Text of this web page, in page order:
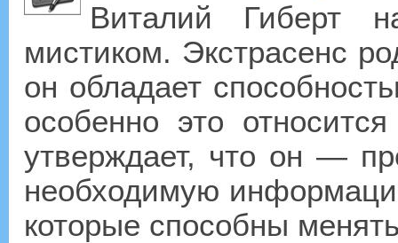
Виталий Гиберт
мистиком. Экстрасенс
он обладает
особенно это
утверждает, что он —
необходимую
которые способны